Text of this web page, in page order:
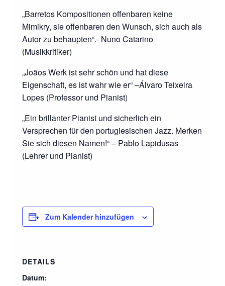
„Barretos Kompositionen offenbaren keine
Mimikry, sie offenbaren den Wunsch, sich auch als
Autor zu behaupten“.- Nuno Catarino
(Musikkritiker)
„Joãos Werk ist sehr schön und hat diese
Eigenschaft, es ist wahr wie er“ –Álvaro Teixeira
Lopes (Professor und Pianist)
„Ein brillanter Pianist und sicherlich ein
Versprechen für den portugiesischen Jazz. Merken
Sie sich diesen Namen!“ – Pablo Lapidusas
(Lehrer und Pianist)
Zum Kalender hinzufügen
DETAILS
Datum: